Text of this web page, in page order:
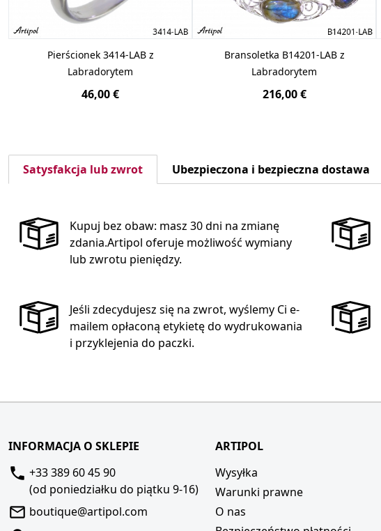
Pierścionek 3414-LAB z
Labradorytem
46,00 €
Bransoletka B14201-LAB z
Labradorytem
216,00 €
Satysfakcja lub zwrot Ubezpieczona i bezpieczna dostawa
Kupuj bez obaw: masz 30 dni na zmianę
zdania.Artipol oferuje możliwość wymiany
lub zwrotu pieniędzy.
Jeśli zdecydujesz się na zwrot, wyślemy Ci e-
mailem opłaconą etykietę do wydrukowania
i przyklejenia do paczki.
INFORMACJA O SKLEPIE
+33 389 60 45 90
(od poniedziałku do piątku 9-16)
boutique@artipol.com
ARTIPOL
Wysyłka
Warunki prawne
O nas